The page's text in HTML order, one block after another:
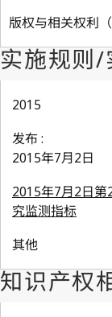
版权与相关权利（
2015
发布 :
2015年7月2日
2015年7月2日
究监测指标
其他